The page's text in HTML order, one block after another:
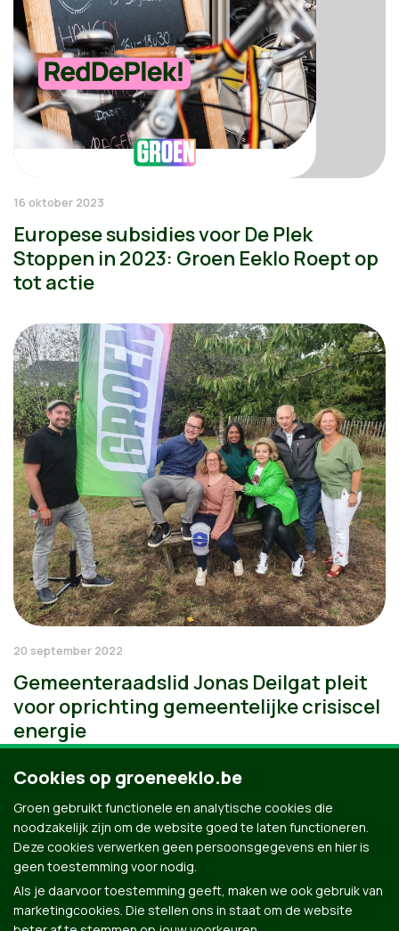
16 oktober 2023
Europese subsidies voor De Plek
Stoppen in 2023: Groen Eeklo Roept op
tot actie
20 september 2022
Gemeenteraadslid Jonas Deilgat pleit
voor oprichting gemeentelijke crisiscel
energie
Cookies op groeneeklo.be
Groen gebruikt functionele en analytische cookies die
noodzakelijk zijn om de website goed te laten functioneren.
Deze cookies verwerken geen persoonsgegevens en hier is
geen toestemming voor nodig.
Als je daarvoor toestemming geeft, maken we ook gebruik van
marketingcookies. Die stellen ons in staat om de website